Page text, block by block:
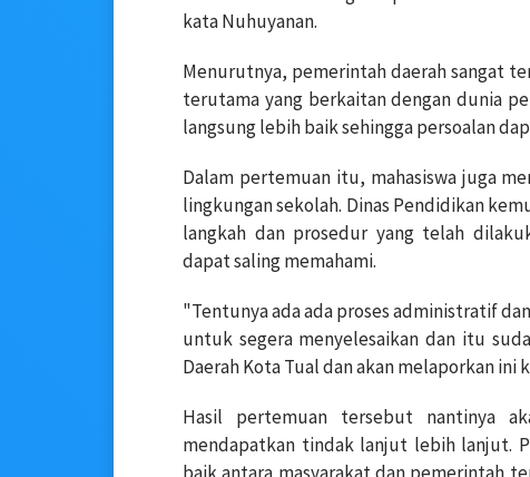
kata Nuhuyanan.
Menurutnya, pemerintah daerah sangat
terutama yang berkaitan dengan dunia
langsung lebih baik sehingga persoalan
Dalam pertemuan itu, mahasiswa juga
lingkungan sekolah. Dinas Pendidikan
langkah dan prosedur yang telah
dapat saling memahami.
"Tentunya ada ada proses administratif
untuk segera menyelesaikan dan itu
Daerah Kota Tual dan akan melaporkan ini
Hasil pertemuan tersebut nantinya
mendapatkan tindak lanjut lebih lanjut.